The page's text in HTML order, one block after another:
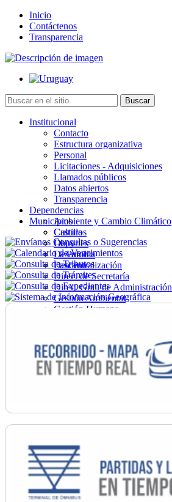
Inicio
Contáctenos
Transparencia
Institucional
Contacto
Estructura organizativa
Personal
Licitaciones - Adquisiciones
Llamados públicos
Datos abiertos
Transparencia
Dependencias
Ambiente y Cambio Climático
Cultura
Deportes
Desarrollo
Descentralización
Direc. de Secretaría
Direc. Gral. de Administración
Gestión Ambiental
Gestión Humana
Ordenamiento
Promoción Social
Salud
Secretaría General
Municipios
Castillos
Chuy
La Paloma
Lascano